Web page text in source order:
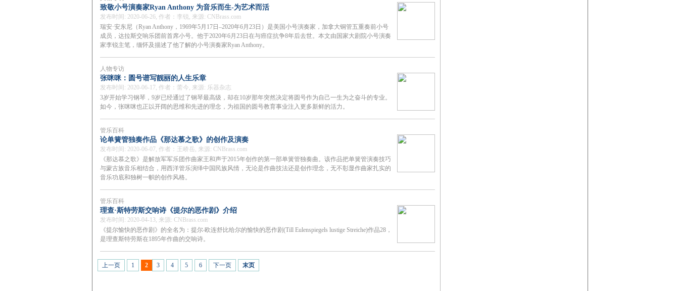
致敬小号演奏家Ryan Anthony 为音乐而生-为艺术而活
发布时间: 2020-06-26, 作者：李锐, 来源: CNBrass.com
瑞安·安东尼（Ryan Anthony，1969年5月17日–2020年6月23日）是美国小号演奏家，加拿大铜管五重奏前小号
成员，达拉斯交响乐团前首席小号。他于2020年6月23日在与癌症抗争8年后去世。本文由国家大剧院小号演奏
家李锐主笔，缅怀及描述了他了解的小号演奏家Ryan Anthony。
人物专访
张咪咪：圆号谱写靓丽的人生乐章
发布时间: 2020-06-17, 作者：薷今, 来源: 乐器杂志
3岁开始学习钢琴，9岁已经通过了钢琴最高级，却在10岁那年突然决定将圆号作为自己一生为之奋斗的专业。
如今，张咪咪也正以开阔的思维和先进的理念，为祖国的圆号教育事业注入更多新鲜的活力。
管乐百科
论单簧管独奏作品《那达慕之歌》的创作及演奏
发布时间: 2020-06-07, 作者：王峤岳, 来源: CNBrass.com
《那达慕之歌》是解放军军乐团作曲家王和声于2015年创作的第一部单簧管独奏曲。该作品把单簧管演奏技巧
与蒙古族音乐相结合，用西洋管乐演绎中国民族风情，无论是作曲技法还是创作理念，无不彰显作曲家扎实的
音乐功底和独树一帜的创作风格。
管乐百科
理查·斯特劳斯交响诗《提尔的恶作剧》介绍
发布时间: 2020-04-13, 来源: CNBrass.com
《提尔愉快的恶作剧》的全名为：提尔‧欧连舒比给尔的愉快的恶作剧(Till Eulenspiegels lustige Streiche)作品28，
是理查斯特劳斯在1895年作曲的交响诗。
上一页 1 2 3 4 5 6 下一页 末页